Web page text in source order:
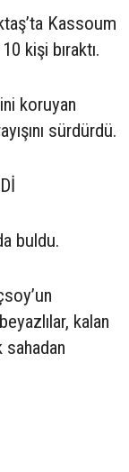
Kassoum
kişi bıraktı.
koruyan
sürdürdü.
buldu.
kalan